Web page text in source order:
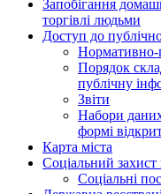
Запобігання
торгівлі людьми
Доступ до
Нормативно-
Порядок
публічну
Звіти
Набори
формі
Карта міста
Соціальний захист
Соціальні